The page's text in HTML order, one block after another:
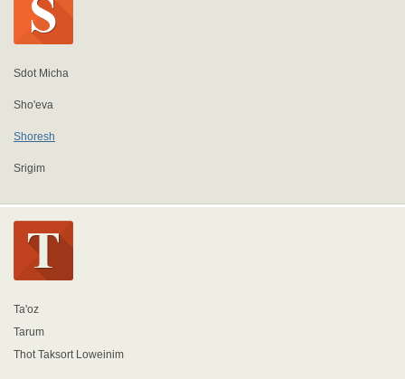
Sdot Micha
Sho'eva
Shoresh
Srigim
Ta'oz
Tarum
Thot Taksort Loweinim